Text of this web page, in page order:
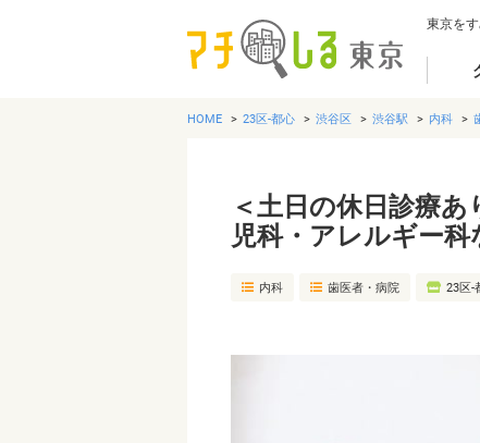
東京を
HOME 23区-都心 渋谷区 渋谷駅 内科
＜土日の休日診療
児科・アレルギー科
内科 歯医者・病院 23区-